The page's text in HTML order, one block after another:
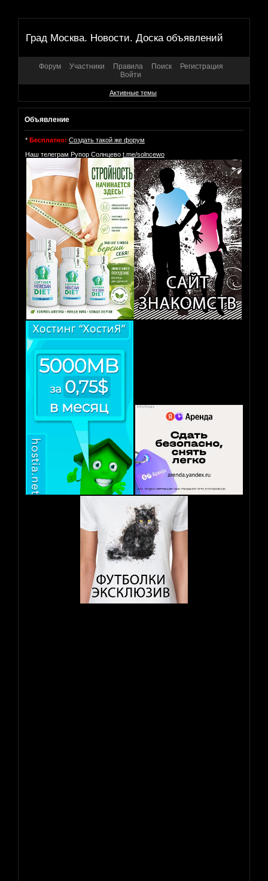
Град Москва. Новости. Доска объявлений
Форум Участники Правила Поиск
Регистрация
Войти
Активные темы
Объявление
* Бесплатно: Создать такой же форум
Наш телеграм Рупор Солнцево t.me/solncewo